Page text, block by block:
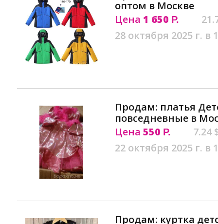
оптом в Москве
Цена 1 650 Р.
28 октября 2025 г. в
Продам: платья
повседневные в
Цена 550 Р.
7.24
22 октября 2025 г. в
Продам: куртка